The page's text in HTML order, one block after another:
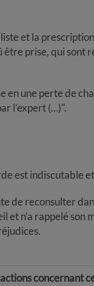
et la
prise, qui sont
en une perte de
l’expert (…)".
est indiscutable
de reconsulter
et n’a rappelé son
concernant